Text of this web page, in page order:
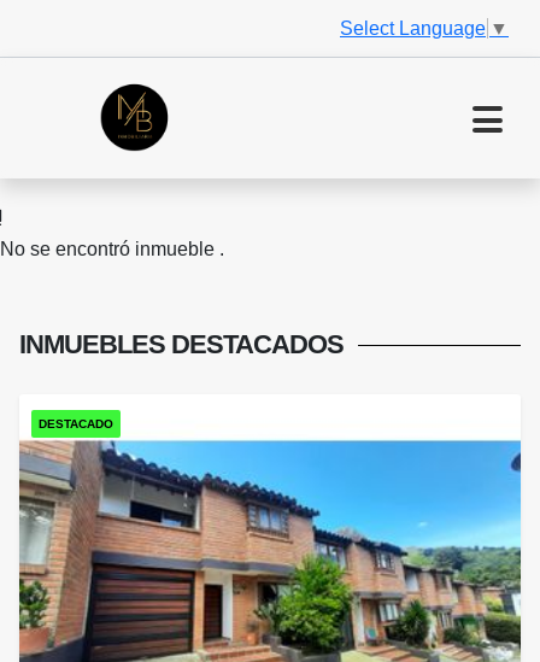
Select Language ▼
No se encontró inmueble .
INMUEBLES DESTACADOS
DESTACADO